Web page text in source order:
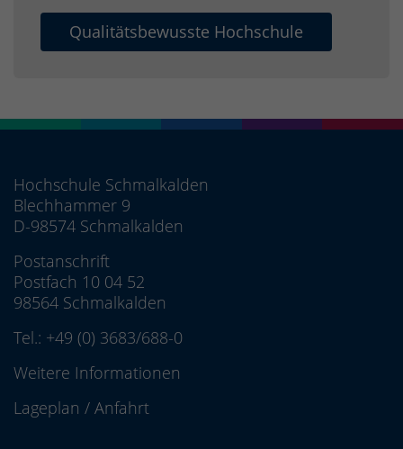
Qualitätsbewusste Hochschule
Hochschule Schmalkalden
Blechhammer 9
D-98574 Schmalkalden
Postanschrift
Postfach 10 04 52
98564 Schmalkalden
Tel.: +49 (0) 3683/688-0
Weitere Informationen
Lageplan / Anfahrt